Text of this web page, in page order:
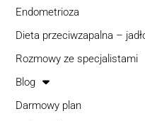
Endometrioza
Dieta przeciwzapalna –
Rozmowy ze specjalistami
Blog
Darmowy plan